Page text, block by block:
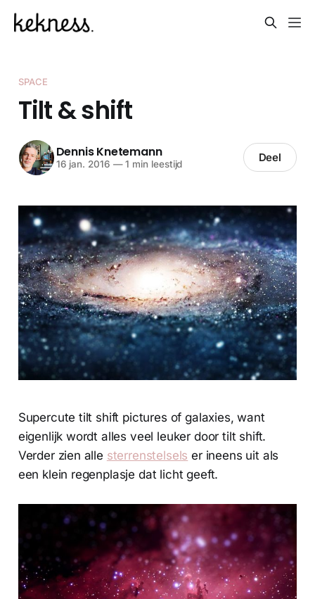
SPACE
Tilt & shift
Dennis Knetemann
16 jan. 2016 —1 min leestijd Deel
Supercute tilt shift pictures of galaxies, want
eigenlijk wordt alles veel leuker door tilt shift.
Verder zien alle sterrenstelsels er ineens uit als
een klein regenplasje dat licht geeft.